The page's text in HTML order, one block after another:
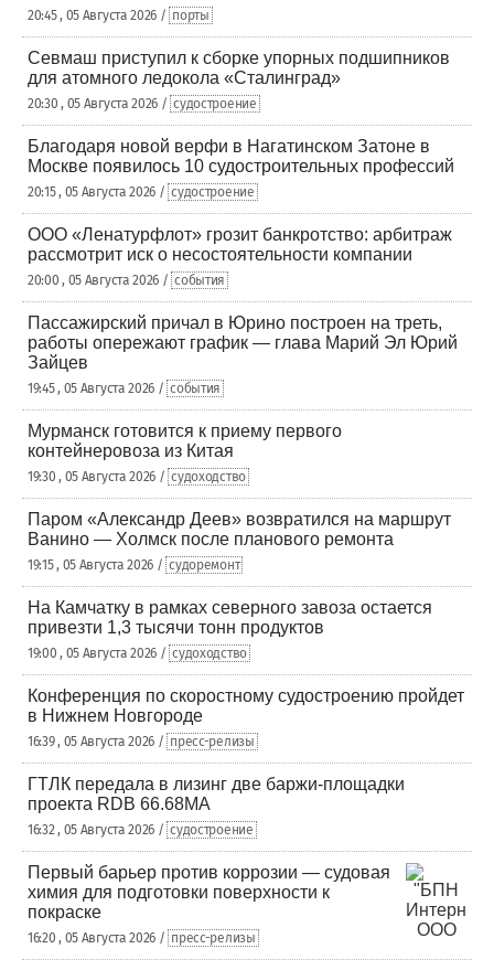
20:45 , 05 Августа 2026 / порты
Севмаш приступил к сборке упорных подшипников
для атомного ледокола «Сталинград»
20:30 , 05 Августа 2026 / судостроение
Благодаря новой верфи в Нагатинском Затоне в
Москве появилось 10 судостроительных профессий
20:15 , 05 Августа 2026 / судостроение
ООО «Ленатурфлот» грозит банкротство: арбитраж
рассмотрит иск о несостоятельности компании
20:00 , 05 Августа 2026 / события
Пассажирский причал в Юрино построен на треть,
работы опережают график — глава Марий Эл Юрий
Зайцев
19:45 , 05 Августа 2026 / события
Мурманск готовится к приему первого
контейнеровоза из Китая
19:30 , 05 Августа 2026 / судоходство
Паром «Александр Деев» возвратился на маршрут
Ванино — Холмск после планового ремонта
19:15 , 05 Августа 2026 / судоремонт
На Камчатку в рамках северного завоза остается
привезти 1,3 тысячи тонн продуктов
19:00 , 05 Августа 2026 / судоходство
Конференция по скоростному судостроению пройдет
в Нижнем Новгороде
16:39 , 05 Августа 2026 / пресс-релизы
ГТЛК передала в лизинг две баржи-площадки
проекта RDB 66.68МА
16:32 , 05 Августа 2026 / судостроение
Первый барьер против коррозии — судовая
химия для подготовки поверхности к
покраске
16:20 , 05 Августа 2026 / пресс-релизы